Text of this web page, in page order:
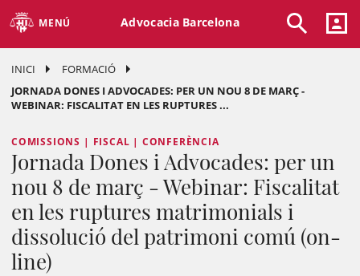
MENÚ Advocacia Barcelona
INICI
FORMACIÓ
JORNADA DONES I ADVOCADES: PER UN NOU 8 DE MARÇ -
WEBINAR: FISCALITAT EN LES RUPTURES ...
COMISSIONS | FISCAL | CONFERÈNCIA
Jornada Dones i Advocades: per un
nou 8 de març - Webinar: Fiscalitat
en les ruptures matrimonials i
dissolució del patrimoni comú (on-
line)